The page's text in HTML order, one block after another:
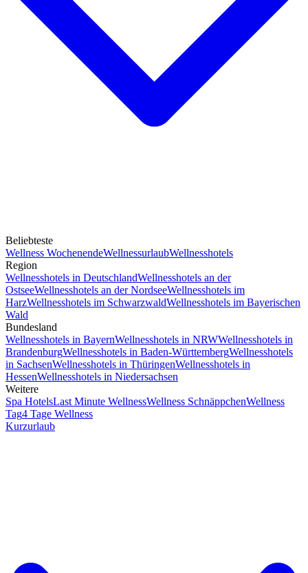
Beliebteste
Wellness WochenendeWellnessurlaubWellnesshotels
Region
Wellnesshotels in DeutschlandWellnesshotels an der
OstseeWellnesshotels an der NordseeWellnesshotels im
HarzWellnesshotels im SchwarzwaldWellnesshotels im Bayerischen
Wald
Bundesland
Wellnesshotels in BayernWellnesshotels in NRWWellnesshotels in
BrandenburgWellnesshotels in Baden-WürttembergWellnesshotels
in SachsenWellnesshotels in ThüringenWellnesshotels in
HessenWellnesshotels in Niedersachsen
Weitere
Spa HotelsLast Minute WellnessWellness SchnäppchenWellness
Tag4 Tage Wellness
Kurzurlaub